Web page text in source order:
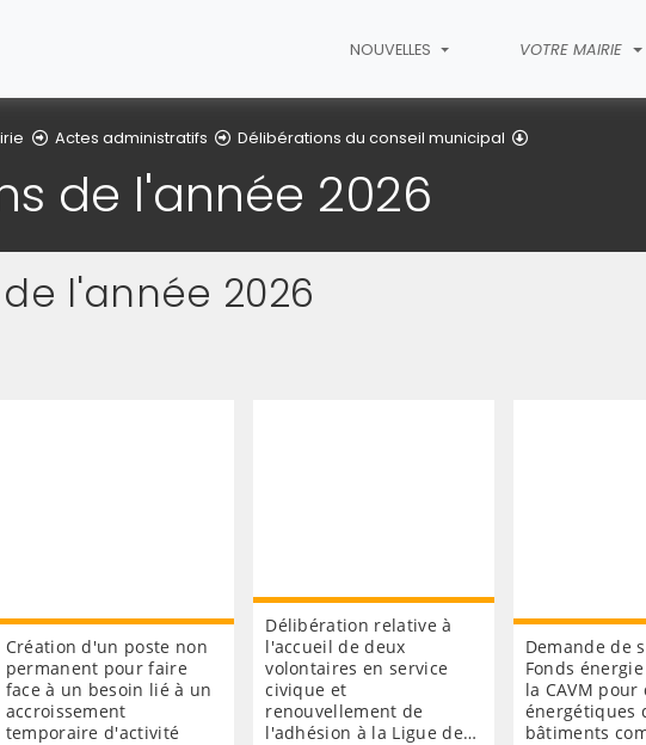
NOUVELLES VOTRE MAIRIE
Actes administratifs Délibérations du conseil municipal
de l'année 2026
l'année 2026
Création d'un poste non
permanent pour faire
face à un besoin lié à un
accroissement
temporaire d'activité
Délibération relative à
l'accueil de deux
volontaires en service
civique et
renouvellement de
l'adhésion à la Ligue de…
Demande de
Fonds
la CAVM
énergétiques
bâtiments